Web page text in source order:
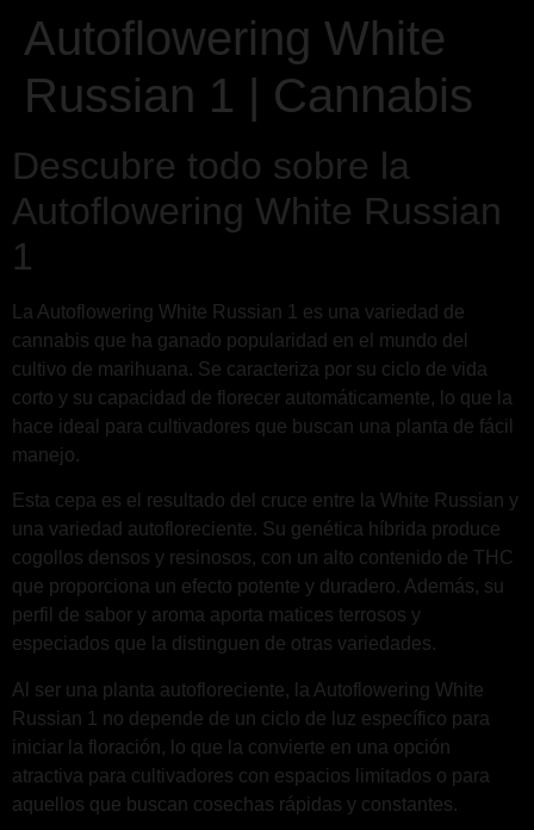
Autoflowering White
Russian 1 | Cannabis
Descubre todo sobre la
Autoflowering White Russian
1
La Autoflowering White Russian 1 es una variedad de
cannabis que ha ganado popularidad en el mundo del
cultivo de marihuana. Se caracteriza por su ciclo de vida
corto y su capacidad de florecer automáticamente, lo que la
hace ideal para cultivadores que buscan una planta de fácil
manejo.
Esta cepa es el resultado del cruce entre la White Russian y
una variedad autofloreciente. Su genética híbrida produce
cogollos densos y resinosos, con un alto contenido de THC
que proporciona un efecto potente y duradero. Además, su
perfil de sabor y aroma aporta matices terrosos y
especiados que la distinguen de otras variedades.
Al ser una planta autofloreciente, la Autoflowering White
Russian 1 no depende de un ciclo de luz específico para
iniciar la floración, lo que la convierte en una opción
atractiva para cultivadores con espacios limitados o para
aquellos que buscan cosechas rápidas y constantes.